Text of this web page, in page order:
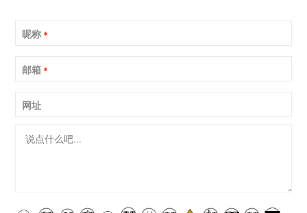
昵称 *
邮箱 *
网址